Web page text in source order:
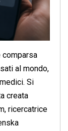
comparsa
al mondo,
Si
creata
ricercatrice